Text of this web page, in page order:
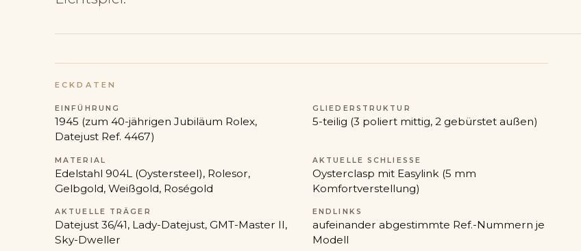
ECKDATEN
EINFÜHRUNG
1945 (zum 40-jährigen Jubiläum Rolex,
Datejust Ref. 4467)
GLIEDERSTRUKTUR
5-teilig (3 poliert mittig, 2 gebürstet außen)
MATERIAL
Edelstahl 904L (Oystersteel), Rolesor,
Gelbgold, Weißgold, Roségold
AKTUELLE SCHLIESSE
Oysterclasp mit Easylink (5 mm
Komfortverstellung)
AKTUELLE TRÄGER
Datejust 36/41, Lady-Datejust, GMT-Master II,
Sky-Dweller
ENDLINKS
aufeinander abgestimmte Ref.-Nummern je
Modell